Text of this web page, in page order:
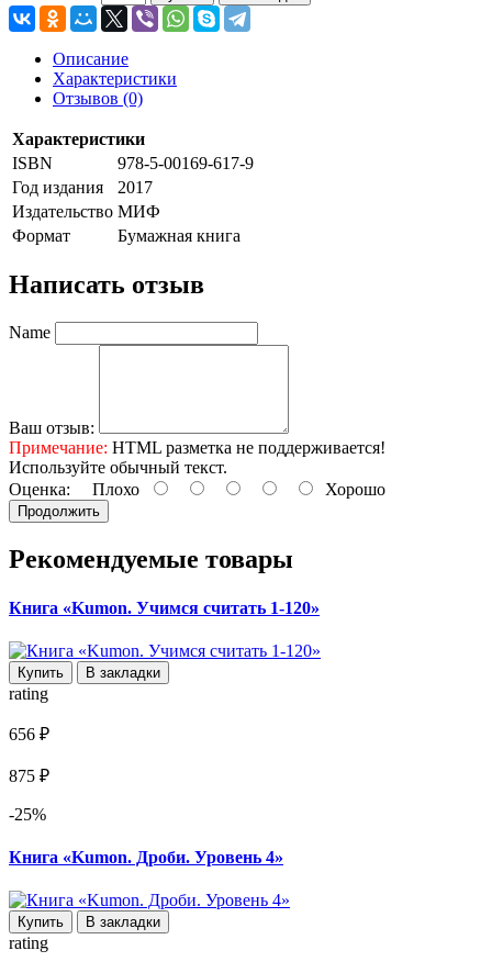
Описание
Характеристики
Отзывов (0)
Характеристики
ISBN
978-5-00169-617-9
Год издания
2017
Издательство МИФ
Формат
Бумажная книга
Написать отзыв
Name
Ваш отзыв:
Примечание: HTML разметка не поддерживается!
Используйте обычный текст.
Оценка: Плохо Хорошо
Продолжить
Рекомендуемые товары
Книга «Kumon. Учимся считать 1-120»
Купить В закладки
rating
656 ₽
875 ₽
-25%
Книга «Kumon. Дроби. Уровень 4»
Купить В закладки
rating